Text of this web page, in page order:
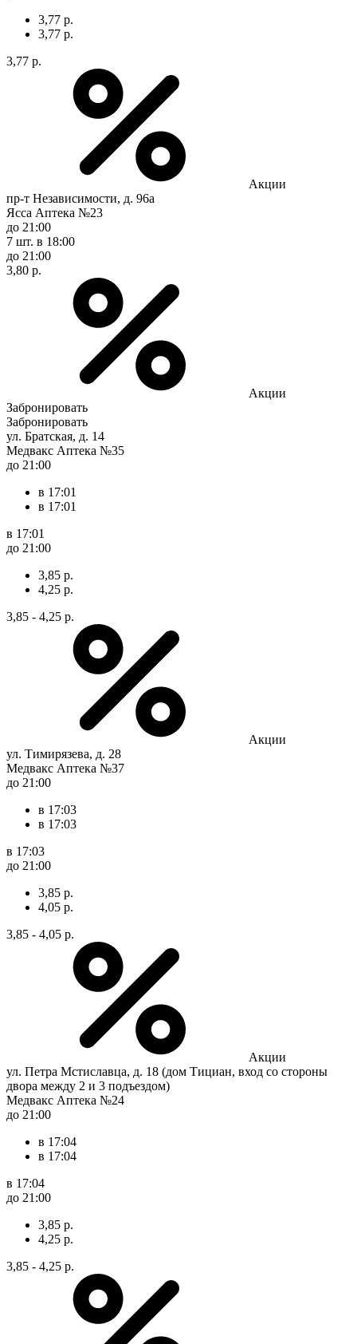
3,77 р.
3,77 р.
3,77 р.
Акции
пр-т Независимости, д. 96а
Ясса Аптека №23
до 21:00
7 шт. в 18:00
до 21:00
3,80 р.
Акции
Забронировать
Забронировать
ул. Братская, д. 14
Медвакс Аптека №35
до 21:00
в 17:01
в 17:01
в 17:01
до 21:00
3,85 р.
4,25 р.
3,85 - 4,25 р.
Акции
ул. Тимирязева, д. 28
Медвакс Аптека №37
до 21:00
в 17:03
в 17:03
в 17:03
до 21:00
3,85 р.
4,05 р.
3,85 - 4,05 р.
Акции
ул. Петра Мстиславца, д. 18 (дом Тициан, вход со стороны
двора между 2 и 3 подъездом)
Медвакс Аптека №24
до 21:00
в 17:04
в 17:04
в 17:04
до 21:00
3,85 р.
4,25 р.
3,85 - 4,25 р.